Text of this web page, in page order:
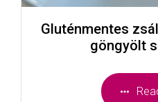
Gluténmentes
göngyölt